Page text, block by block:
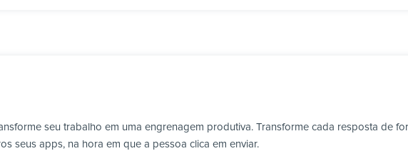
seu trabalho em uma engrenagem produtiva. Transforme cada resposta de
seus apps, na hora em que a pessoa clica em enviar.